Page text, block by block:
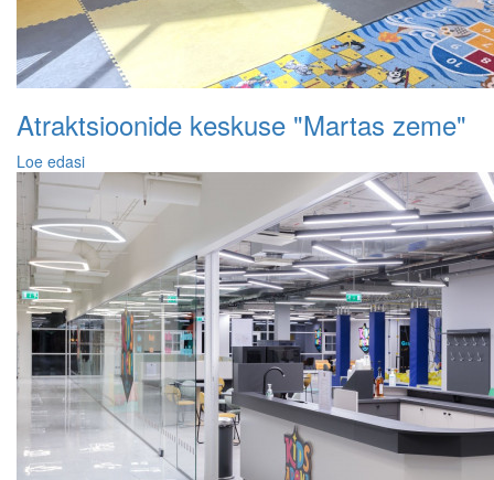
Atraktsioonide keskuse "Martas zeme"
Loe edasi